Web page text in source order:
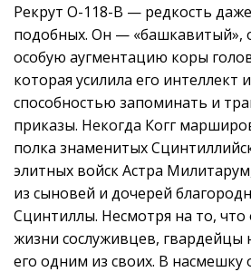
Рекрут O-118-B — редкость
подобных. Он — «башкавитый»,
особую аугментацию коры
которая усилила его интеллект
способностью запоминать и
приказы. Некогда Когг
полка знаменитых
элитных войск Астра
из сыновей и дочерей
Сцинтиллы. Несмотря на то, что
жизни сослуживцев, гвардейцы
его одним из своих. В насмешку